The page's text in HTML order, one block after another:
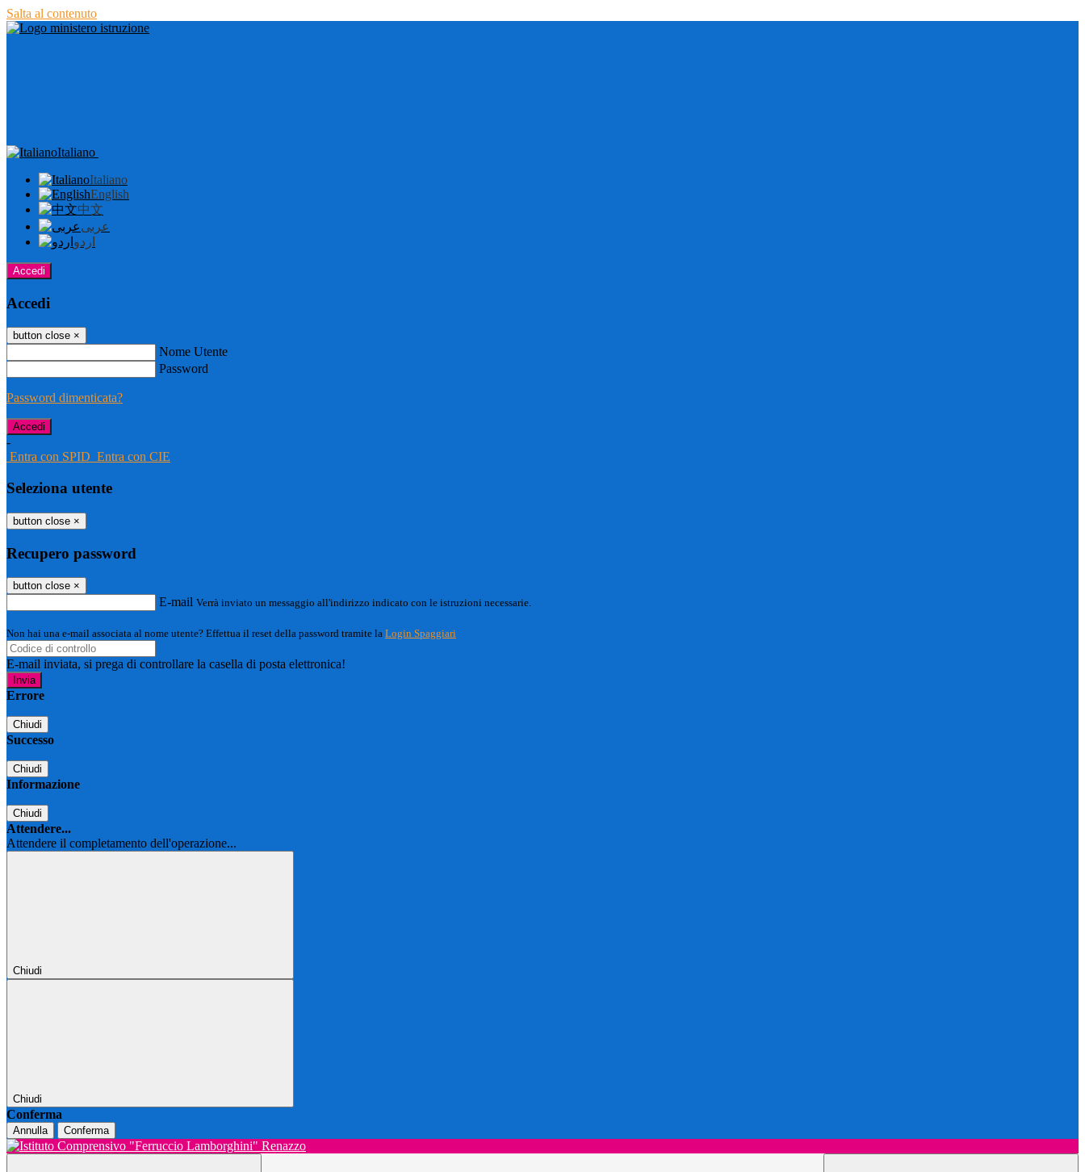
Salta al contenuto
Italiano
Italiano
English
中文
عربى
اردو
Accedi
Accedi
button close ×
Nome Utente
Password
Password dimenticata?
-
Entra con SPID Entra con CIE
Seleziona utente
button close ×
Recupero password
button close ×
E-mail Verrà inviato un messaggio all'indirizzo indicato con le istruzioni necessarie.
Non hai una e-mail associata al nome utente? Effettua il reset della password tramite la Login Spaggiari
E-mail inviata, si prega di controllare la casella di posta elettronica!
Errore
Chiudi
Successo
Chiudi
Informazione
Chiudi
Attendere...
Attendere il completamento dell'operazione...
Chiudi
Chiudi
Conferma
Annulla Conferma